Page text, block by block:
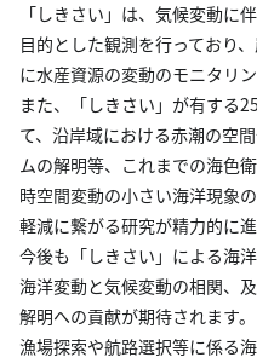
「しきさい」は、気候変動に
目的とした観測を行っており
に水産資源の変動のモニタリ
また、「しきさい」が有する
て、沿岸域における赤潮の空
ムの解明等、これまでの海色
時空間変動の小さい海洋現象
軽減に繋がる研究が精力的に進
今後も「しきさい」による海
海洋変動と気候変動の相関、
解明への貢献が期待されます
漁場探索や航路選択等に係る